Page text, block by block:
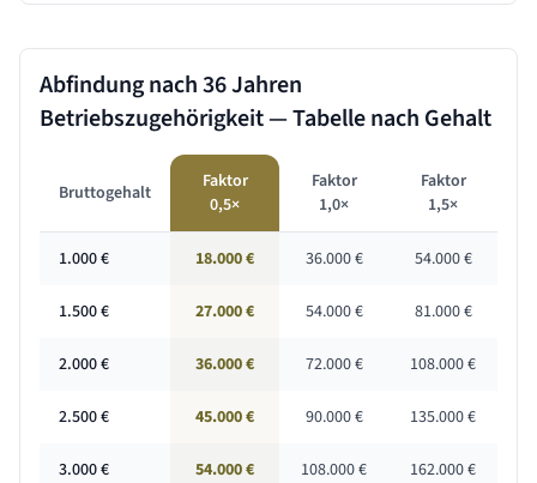
Abfindung nach36 Jahren
Betriebszugehörigkeit — Tabelle nach Gehalt
Bruttogehalt
Faktor
0,5×
Faktor
1,0×
Faktor
1,5×
1.000€ 18.000 € 36.000 € 54.000 €
1.500€ 27.000 € 54.000 € 81.000 €
2.000€ 36.000 € 72.000 € 108.000 €
2.500€ 45.000 € 90.000 € 135.000 €
3.000€ 54.000 € 108.000 € 162.000 €